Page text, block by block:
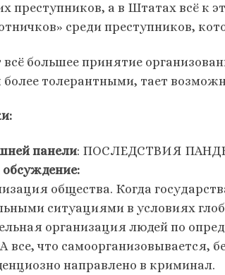
преступников, а в Штатах всё к
среди преступников,
всё большее принятие
более толерантными, тает
панели: ПОСЛЕДСТВИЯ
общества. Когда
ситуациями в условиях
организация людей по
все, что самоорганизовывается,
направлено в криминал.